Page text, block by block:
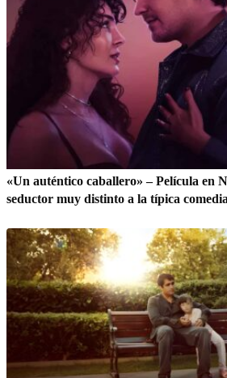
«Un auténtico caballero» – Película en
seductor muy distinto a la típica